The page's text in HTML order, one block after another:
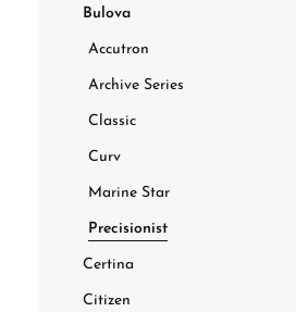
Bulova
Accutron
Archive Series
Classic
Curv
Marine Star
Precisionist
Certina
Citizen